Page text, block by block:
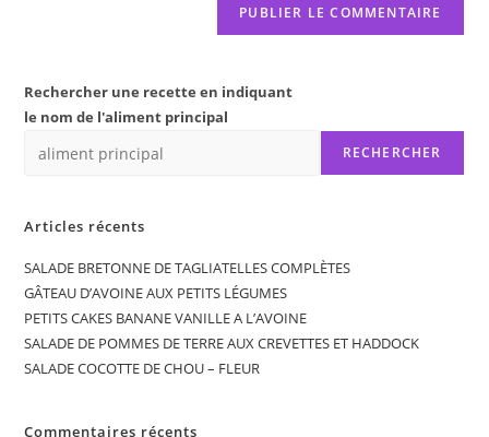
Rechercher une recette en indiquant
le nom de l'aliment principal
RECHERCHER
Articles récents
SALADE BRETONNE DE TAGLIATELLES COMPLÈTES
GÂTEAU D’AVOINE AUX PETITS LÉGUMES
PETITS CAKES BANANE VANILLE A L’AVOINE
SALADE DE POMMES DE TERRE AUX CREVETTES ET HADDOCK
SALADE COCOTTE DE CHOU – FLEUR
Commentaires récents